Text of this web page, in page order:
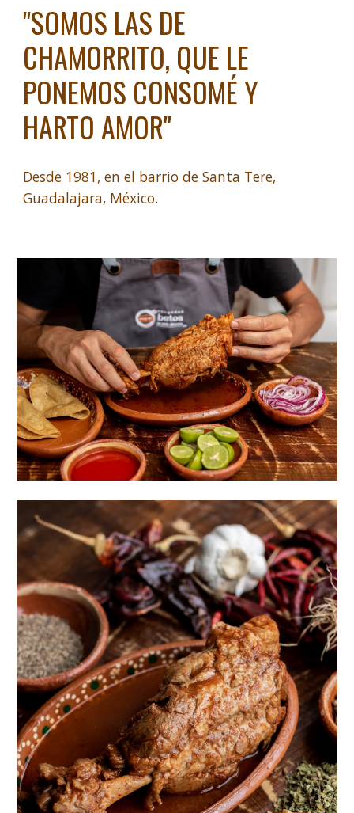
"SOMOS LAS DE
CHAMORRITO, QUE LE
PONEMOS CONSOMÉ Y
HARTO AMOR"
Desde 1981, en el barrio de Santa Tere,
Guadalajara, México.